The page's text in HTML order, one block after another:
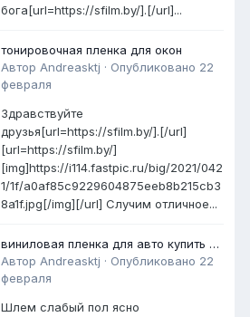
бога[url=https://sfilm.by/].[/url]...
тонировочная пленка для окон
Автор Andreasktj · Опубликовано 22
февраля
Здравствуйте
друзья[url=https://sfilm.by/].[/url]
[url=https://sfilm.by/]
[img]https://i114.fastpic.ru/big/2021/042
1/1f/a0af85c9229604875eeb8b215cb3
8a1f.jpg[/img][/url] Случим отличное...
виниловая пленка для авто купить в
минске
Автор Andreasktj · Опубликовано 22
февраля
Шлем слабый пол ясно